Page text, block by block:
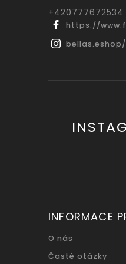
‭+420777672534
https://
bellas.eshop/
INFORMACE
O nás
Časté otázky